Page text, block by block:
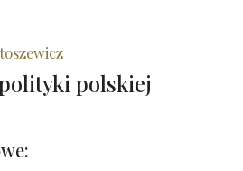
polskiej